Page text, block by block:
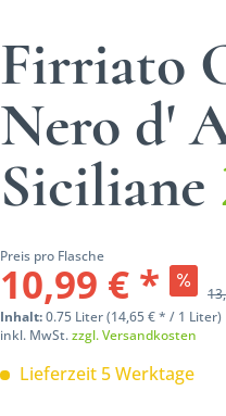
Firriato
Nero d'
Siciliane
Preis pro Flasche
10,99 € *
Inhalt:0.75 Liter (14,65 € * / 1 Liter)
inkl. MwSt.zzgl. Versandkosten
Lieferzeit 5 Werktage